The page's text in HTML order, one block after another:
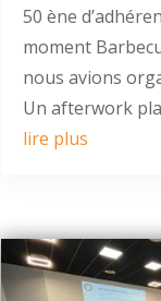
50 ène
moment
nous avions
Un afterwork
lire plus